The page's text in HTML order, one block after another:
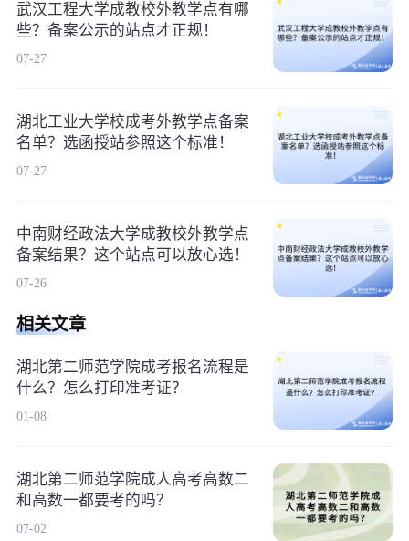
武汉工程大学成教校外教学点有哪
些？备案公示的站点才正规！
07-27
湖北工业大学校成考外教学点备案
名单？选函授站参照这个标准！
07-27
中南财经政法大学成教校外教学点
备案结果？这个站点可以放心选！
07-26
相关文章
湖北第二师范学院成考报名流程是
什么？怎么打印准考证？
01-08
湖北第二师范学院成人高考高数二
和高数一都要考的吗？
07-02